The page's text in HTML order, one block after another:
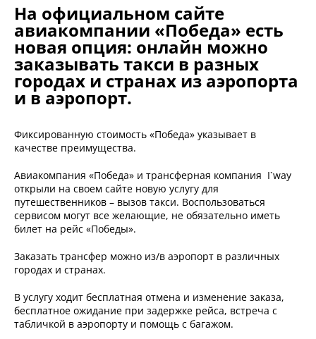
На официальном сайте
авиакомпании «Победа» есть
новая опция: онлайн можно
заказывать такси в разных
городах и странах из аэропорта
и в аэропорт.
Фиксированную стоимость «Победа» указывает в
качестве преимущества.
Авиакомпания «Победа» и трансферная компания I`way
открыли на своем сайте новую услугу для
путешественников – вызов такси. Воспользоваться
сервисом могут все желающие, не обязательно иметь
билет на рейс «Победы».
Заказать трансфер можно из/в аэропорт в различных
городах и странах.
В услугу ходит бесплатная отмена и изменение заказа,
бесплатное ожидание при задержке рейса, встреча с
табличкой в аэропорту и помощь с багажом.